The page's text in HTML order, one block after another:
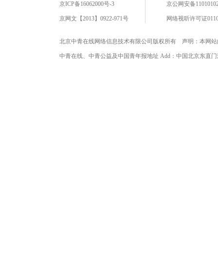
京ICP备16062000号-3
京网文【2013】0922-971号
京公网安备
网络视听许可证
北京中青在线网络信息技术有限公司版权所有 声明：本网
中青在线、中青公益及中国青年报地址 Add：中国北京东直门